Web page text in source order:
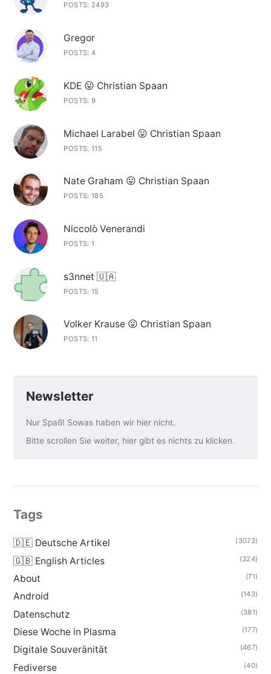
POSTS: 2493
Gregor
POSTS: 4
KDE 😛 Christian Spaan
POSTS: 9
Michael Larabel 😛 Christian Spaan
POSTS: 115
Nate Graham 😛 Christian Spaan
POSTS: 185
Niccolò Venerandi
POSTS: 1
s3nnet 🇺🇦
POSTS: 15
Volker Krause 😛 Christian Spaan
POSTS: 11
Newsletter
Nur Spaß! Sowas haben wir hier nicht.
Bitte scrollen Sie weiter, hier gibt es nichts zu klicken.
Tags
🇩🇪 Deutsche Artikel (3073)
🇬🇧 English Articles (324)
About (71)
Android (143)
Datenschutz (381)
Diese Woche in Plasma (177)
Digitale Souveränität (467)
Fediverse (40)